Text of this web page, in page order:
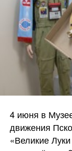
4 июня в
движения
«Великие